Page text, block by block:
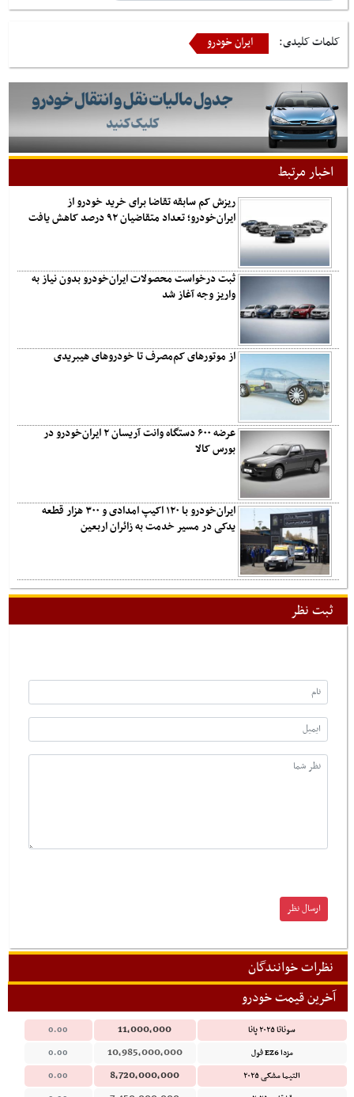
کلمات کلیدی: ایران خودرو
اخبار مرتبط
ریزش کم‌ سابقه تقاضا برای خرید خودرو از
ایران‌خودرو؛ تعداد متقاضیان ۹۲ درصد کاهش یافت
ثبت درخواست محصولات ایران‌خودرو بدون نیاز به
واریز وجه آغاز شد
از موتورهای کم‌مصرف تا خودروهای هیبریدی
عرضه ۶۰۰ دستگاه وانت آریسان ۲ ایران‌خودرو در
بورس کالا
ایران‌خودرو با ۱۲۰ اکیپ امدادی و ۳۰۰ هزار قطعه
یدکی در مسیر خدمت به زائران اربعین
ثبت نظر
نظرات خوانندگان
آخرین قیمت خودرو
سوناتا ۲۰۲۵ پانا 11,000,000
0.00
مزدا EZ6 فول
10,985,000,000
0.00
التیما مشکی ۲۰۲۵
8,720,000,000
0.00